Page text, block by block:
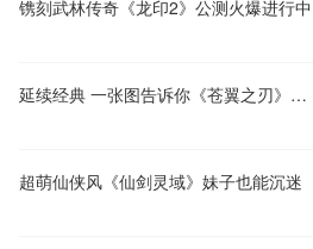
镌刻武林传奇《龙印2》公测火爆进行中
延续经典 一张图告诉你《苍翼之刃》有多牛！
超萌仙侠风《仙剑灵域》妹子也能沉迷